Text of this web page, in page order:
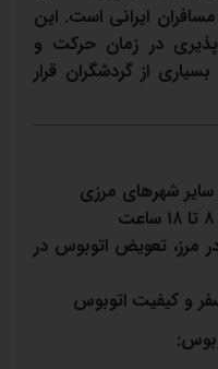
ایرانی است. این
در زمان حرکت و
از گردشگران قرار
و سایر شهرهای مرزی
۸ تا ۱۸ ساعت
مرز، تعویض اتوبوس در
و کیفیت اتوبوس